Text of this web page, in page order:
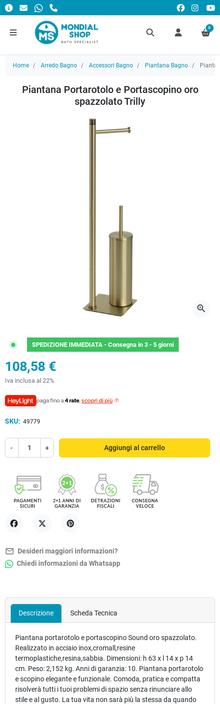
0
Home Arredo Bagno Accessori Bagno Piantana Bagno
Piantana Portarotolo e Portascopino oro
spazzolato Trilly
zoom_in
SPEDIZIONE IMMEDIATA - Consegna in 3 - 5 giorni
108,58 €
Iva inclusa al 22%
paga fino a4 rate, scopri di più
SKU: 49779
- + Aggiungi al carrello
mail_outline Desideri maggiori informazioni?
Chiedi informazioni da Whatsapp
Descrizione Scheda Tecnica
Piantana portarotolo e portascopino Sound oro spazzolato.
Realizzato in acciaio inox,cromall,resine
termoplastiche,resina,sabbia. Dimensioni: h 63 x l 14 x p 14
cm. Peso: 2,152 kg. Anni di garanzia: 10. Piantana portarotolo
e scopino elegante e funzionale. Comoda, pratica e compatta
risolverà tutti i tuoi problemi di spazio senza rinunciare allo
stile e al gusto. La tua vita non sarà più la stessa da quando